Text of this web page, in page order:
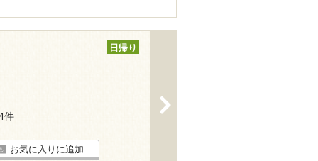
日帰り
件
お気に入りに追加